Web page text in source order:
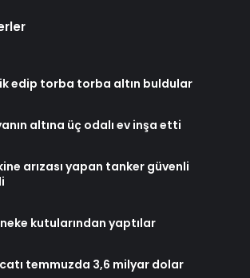
edip torba torba altın buldular
altına üç odalı ev inşa etti
arızası yapan tanker güvenli
kutularından yaptılar
temmuzda 3,6 milyar dolar